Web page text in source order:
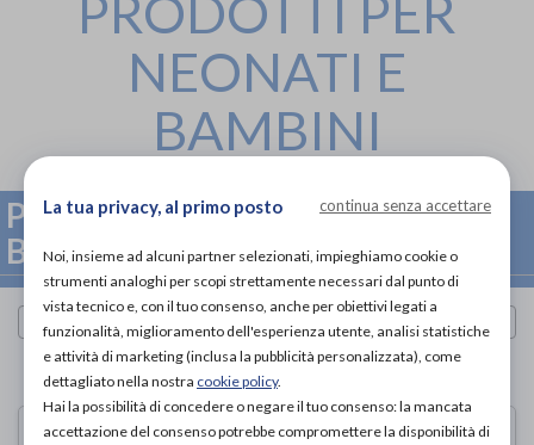
PRODOTTI PER
NEONATI E
BAMBINI
PRODOTTI PER NEONATI E
BAMBINI
Cerca per marca
La tua privacy, al primo posto continua senza accettare
Noi, insieme ad alcuni partner selezionati, impieghiamo cookie o
strumenti analoghi per scopi strettamente necessari dal punto di
vista tecnico e, con il tuo consenso, anche per obiettivi legati a
funzionalità, miglioramento dell'esperienza utente, analisi statistiche
e attività di marketing (inclusa la pubblicità personalizzata), come
dettagliato nella nostra cookie policy.
Hai la possibilità di concedere o negare il tuo consenso: la mancata
accettazione del consenso potrebbe compromettere la disponibilità di